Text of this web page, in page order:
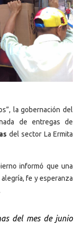
la gobernación del
de entregas de
del sector La Ermita
informó que una
fe y esperanza
del mes de junio